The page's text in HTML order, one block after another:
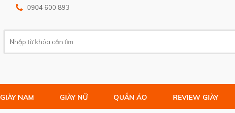
0904 600 893
GIÀY NAM GIÀY NỮ QUẦN ÁO REVIEW GIÀY